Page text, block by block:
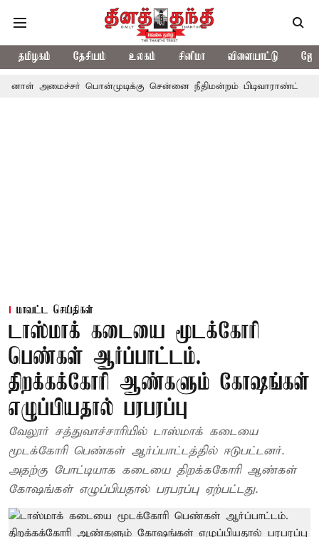
தமிழகம் தேசியம் உலகம் சினிமா விளையாட்டு
பொன்முடிக்கு சென்னை நீதிமன்றம் பிடிவாராண்ட்
மாவட்ட செய்திகள்
டாஸ்மாக் கடையை மூடக்கோரி
பெண்கள் ஆர்ப்பாட்டம்.
திறக்கக்கோரி ஆண்களும் கோஷங்கள்
எழுப்பியதால் பரபரப்பு
வேலூர் சத்துவாச்சாரியில் டாஸ்மாக் கடையை
மூடக்கோரி பெண்கள் ஆர்ப்பாட்டத்தில் ஈடுபட்டனர்.
அதற்கு போட்டியாக கடையை திறக்ககோரி ஆண்கள்
கோஷங்கள் எழுப்பியதால் பரபரப்பு ஏற்பட்டது.